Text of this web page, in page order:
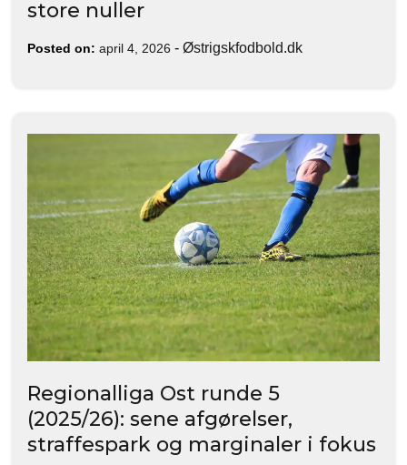
store nuller
Posted on: april 4, 2026 - Østrigskfodbold.dk
Regionalliga Ost runde 5
(2025/26): sene afgørelser,
straffespark og marginaler i fokus